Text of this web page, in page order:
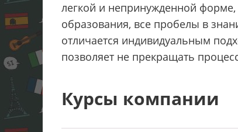
легкой и непринужденной форме,
образования, все пробелы в
отличается индивидуальным
позволяет не прекращать
Курсы компании